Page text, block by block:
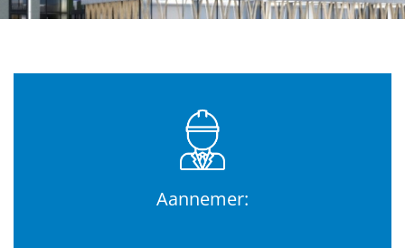
Aannemer: